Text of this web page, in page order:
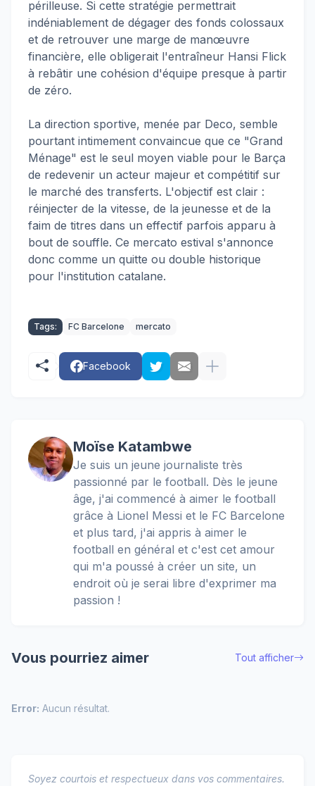
périlleuse. Si cette stratégie permettrait
indéniablement de dégager des fonds colossaux
et de retrouver une marge de manœuvre
financière, elle obligerait l'entraîneur Hansi Flick
à rebâtir une cohésion d'équipe presque à partir
de zéro.
La direction sportive, menée par Deco, semble
pourtant intimement convaincue que ce "Grand
Ménage" est le seul moyen viable pour le Barça
de redevenir un acteur majeur et compétitif sur
le marché des transferts. L'objectif est clair :
réinjecter de la vitesse, de la jeunesse et de la
faim de titres dans un effectif parfois apparu à
bout de souffle. Ce mercato estival s'annonce
donc comme un quitte ou double historique
pour l'institution catalane.
Tags: FC Barcelone mercato
Facebook
Moïse Katambwe
Je suis un jeune journaliste très
passionné par le football. Dès le jeune
âge, j'ai commencé à aimer le football
grâce à Lionel Messi et le FC Barcelone
et plus tard, j'ai appris à aimer le
football en général et c'est cet amour
qui m'a poussé à créer un site, un
endroit où je serai libre d'exprimer ma
passion !
Vous pourriez aimer Tout afficher
Error: Aucun résultat.
Soyez courtois et respectueux dans vos commentaires.